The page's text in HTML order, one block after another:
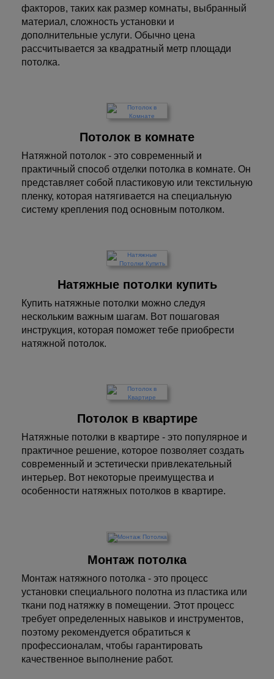
факторов, таких как размер комнаты, выбранный
материал, сложность установки и
дополнительные услуги. Обычно цена
рассчитывается за квадратный метр площади
потолка.
Потолок в комнате
Натяжной потолок - это современный и
практичный способ отделки потолка в комнате. Он
представляет собой пластиковую или текстильную
пленку, которая натягивается на специальную
систему крепления под основным потолком.
Натяжные потолки купить
Купить натяжные потолки можно следуя
нескольким важным шагам. Вот пошаговая
инструкция, которая поможет тебе приобрести
натяжной потолок.
Потолок в квартире
Натяжные потолки в квартире - это популярное и
практичное решение, которое позволяет создать
современный и эстетически привлекательный
интерьер. Вот некоторые преимущества и
особенности натяжных потолков в квартире.
Монтаж потолка
Монтаж натяжного потолка - это процесс
установки специального полотна из пластика или
ткани под натяжку в помещении. Этот процесс
требует определенных навыков и инструментов,
поэтому рекомендуется обратиться к
профессионалам, чтобы гарантировать
качественное выполнение работ.